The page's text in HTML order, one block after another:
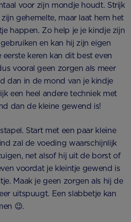
voor zijn mondje houdt. Strijk
gehemelte, maar laat hem het
happen. Zo help je je kindje zijn
en kan hij zijn eigen
keren kan dit best even
vooral geen zorgen als meer
dan in de mond van je kindje
een heel andere techniek met
dan de kleine gewend is!
Start met een paar kleine
zal de voeding waarschijnlijk
net alsof hij uit de borst of
voordat je kleintje gewend is
Maak je geen zorgen als hij de
uitspuugt. Een slabbetje kan
😉.